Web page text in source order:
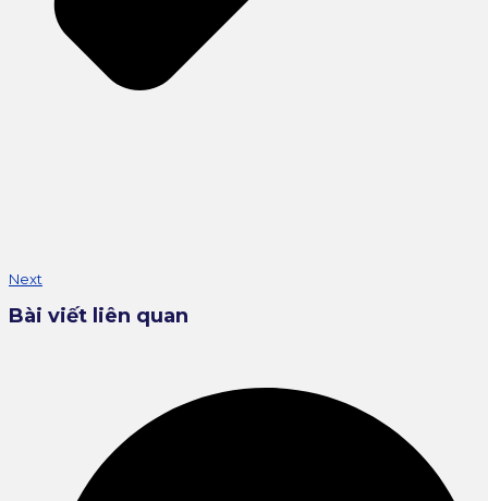
Next
Bài viết liên quan